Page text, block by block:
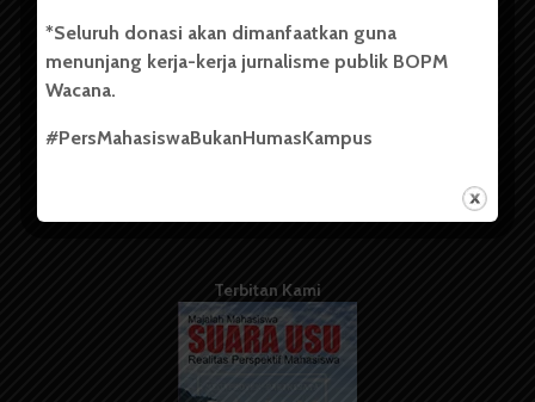
Info Iklan
Pedoman Media Siber
Kode Etik Jurnalistik
Terbitan Kami
*Seluruh donasi akan dimanfaatkan guna
menunjang kerja-kerja jurnalisme publik BOPM
Wacana.
#PersMahasiswaBukanHumasKampus